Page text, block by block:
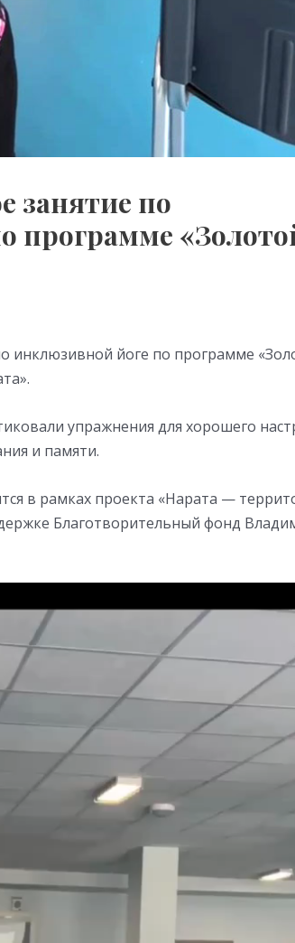
занятие по
программе
инклюзивной йоге по программе
упражнения для хорошего
и памяти.
в рамках проекта «Нарата —
Благотворительный фонд